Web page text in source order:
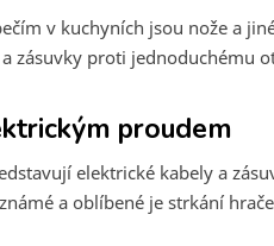
v kuchyních jsou nože a
zásuvky proti jednoduchému
proudem
elektrické kabely a
a oblíbené je strkání